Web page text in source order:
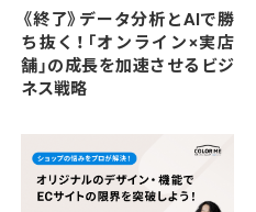
《終了》データ分析とAIで勝
ち抜く！「オンライン×実店
舗」の成長を加速させるビジ
ネス戦略